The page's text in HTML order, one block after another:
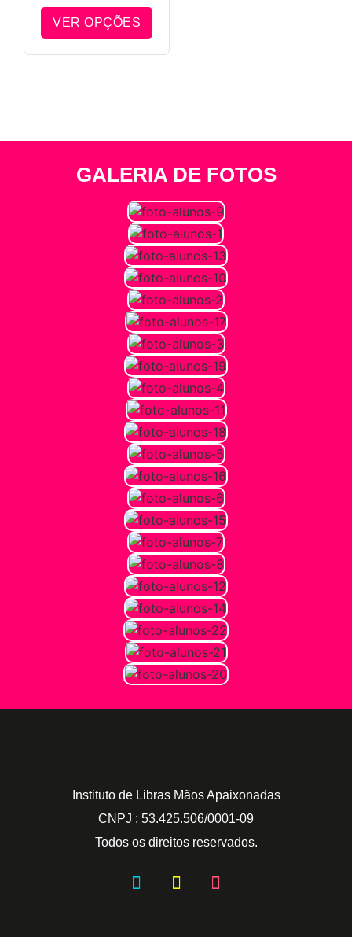
VER OPÇÕES
GALERIA DE FOTOS
Instituto de Libras Mãos Apaixonadas
CNPJ : 53.425.506/0001-09
Todos os direitos reservados.